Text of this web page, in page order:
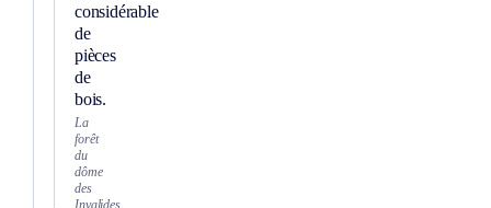
considérable
de
pièces
de
bois.
La
forêt
du
dôme
des
Invalides.